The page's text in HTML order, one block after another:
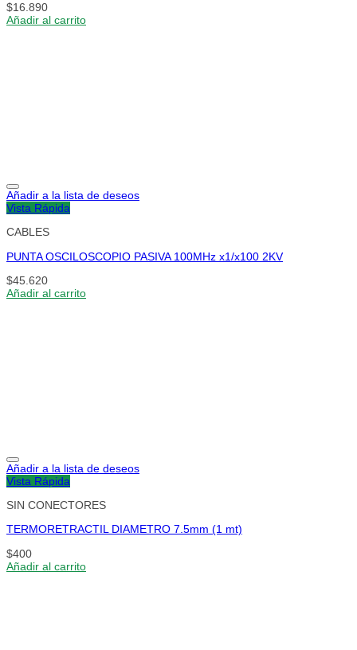
$16.890
Añadir al carrito
Añadir a la lista de deseos
Vista Rápida
CABLES
PUNTA OSCILOSCOPIO PASIVA 100MHz x1/x100 2KV
$45.620
Añadir al carrito
Añadir a la lista de deseos
Vista Rápida
SIN CONECTORES
TERMORETRACTIL DIAMETRO 7.5mm (1 mt)
$400
Añadir al carrito